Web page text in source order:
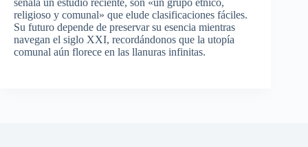
señala un estudio reciente, son «un grupo étnico,
religioso y comunal» que elude clasificaciones fáciles.
Su futuro depende de preservar su esencia mientras
navegan el siglo XXI, recordándonos que la utopía
comunal aún florece en las llanuras infinitas.